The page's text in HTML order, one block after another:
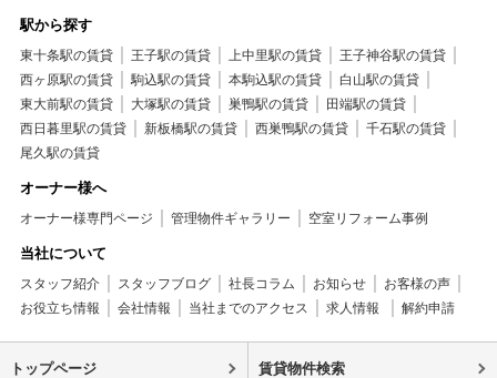
駅から探す
東十条駅の賃貸 王子駅の賃貸 上中里駅の賃貸
王子神谷駅の賃貸
西ヶ原駅の賃貸
駒込駅の賃貸 本駒込駅の賃貸
白山駅の賃貸
東大前駅の賃貸
大塚駅の賃貸 巣鴨駅の賃貸
田端駅の賃貸
西日暮里駅の賃貸
新板橋駅の賃貸 西巣鴨駅の賃貸
千石駅の賃貸
尾久駅の賃貸
オーナー様へ
オーナー様専門ページ 管理物件ギャラリー 空室リフォーム事例
当社について
スタッフ紹介 スタッフブログ 社長コラム お知らせ
お客様の声
お役立ち情報
会社情報 当社までのアクセス 求人情報 解約申請
トップページ 賃貸物件検索